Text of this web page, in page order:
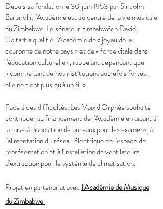
Depuis sa fondation le 30 juin 1953 par Sir John
Barbirolli, l'Académie est au centre de la vie musicale
du Zimbabwe. Le sénateur zimbabwéen David
Coltart a qualifié l'Académie de « joyau de la
couronne de notre pays » et de « force vitale dans
l'éducation culturelle », rappelant cependant que
« comme tant de nos institutions autrefois fortes,
elle ne tient plus qu'à un fil ».
Face à ces difficultés, Les Voix d'Orphée souhaite
contribuer au financement de l'Académie en aidant à
la mise à disposition de bureaux pour les examens, à
l'alimentation du réseau électrique de l'espace de
représentation et à l'installation de ventilateurs
d'extraction pour le système de climatisation.
Projet en partenariat avec l'Académie de Musique
du Zimbabwe